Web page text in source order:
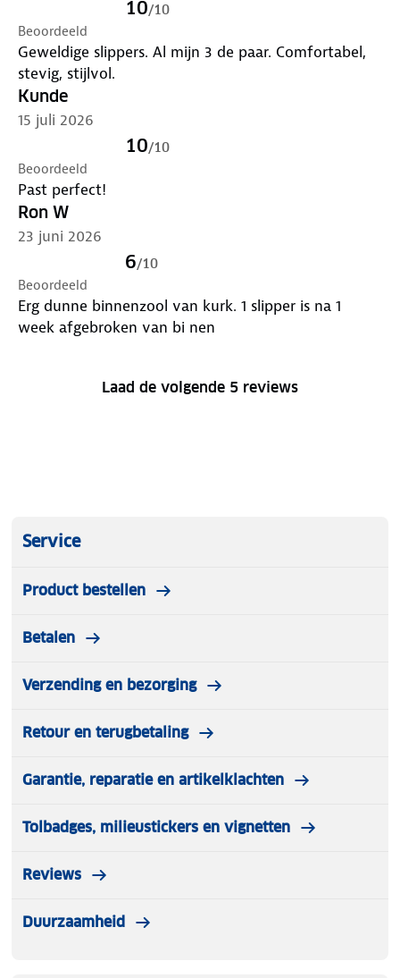
10/10
Beoordeeld
Geweldige slippers. Al mijn 3 de paar. Comfortabel,
stevig, stijlvol.
Kunde
15 juli 2026
10/10
Beoordeeld
Past perfect!
Ron W
23 juni 2026
6/10
Beoordeeld
Erg dunne binnenzool van kurk. 1 slipper is na 1
week afgebroken van bi nen
Laad de volgende 5 reviews
Service
Product bestellen
Betalen
Verzending en bezorging
Retour en terugbetaling
Garantie, reparatie en artikelklachten
Tolbadges, milieustickers en vignetten
Reviews
Duurzaamheid